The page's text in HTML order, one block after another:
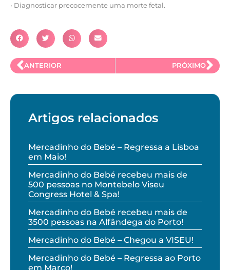
• Diagnosticar precocemente uma morte fetal.
ANTERIOR PRÓXIMO
Artigos relacionados
Mercadinho do Bebé – Regressa a Lisboa
em Maio!
Mercadinho do Bebé recebeu mais de
500 pessoas no Montebelo Viseu
Congress Hotel & Spa!
Mercadinho do Bebé recebeu mais de
3500 pessoas na Alfândega do Porto!
Mercadinho do Bebé – Chegou a VISEU!
Mercadinho do Bebé – Regressa ao Porto
em Março!